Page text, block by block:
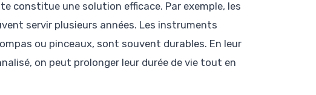
constitue une solution efficace. Par exemple, les
servir plusieurs années. Les instruments
ou pinceaux, sont souvent durables. En leur
on peut prolonger leur durée de vie tout en